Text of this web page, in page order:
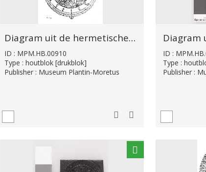
Diagram uit de hermetische kabbala
ID : MPM.HB.00910
Type : houtblok [drukblok]
Publisher : Museum Plantin-Moretus
ID :
Type :
Publisher :